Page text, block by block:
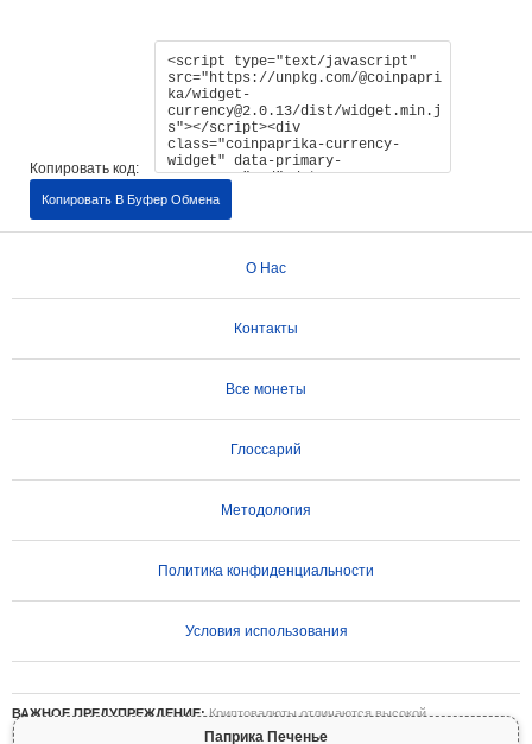
Паприка Печенье
Копировать код:
Копировать В Буфер Обмена
О Нас
Контакты
Все монеты
Глоссарий
Методология
Политика конфиденциальности
Условия использования
ВАЖНОЕ ПРЕДУПРЕЖДЕНИЕ:Криптовалюты отличаются высокой
волатильностью и сопряжены со значительными рисками. Вы можете потерять